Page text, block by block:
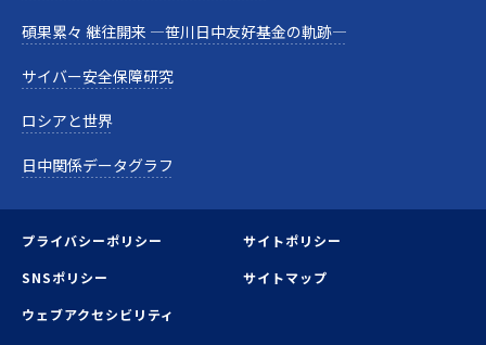
碩果累々 継往開来 —笹川日中友好基金の軌跡—
サイバー安全保障研究
ロシアと世界
日中関係データグラフ
プライバシーポリシー
サイトポリシー
SNSポリシー
サイトマップ
ウェブアクセシビリティ